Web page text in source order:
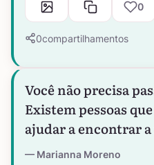
0
0compartilhamentos
Você não precisa
Existem pessoas
ajudar a encontrar
Marianna Moreno